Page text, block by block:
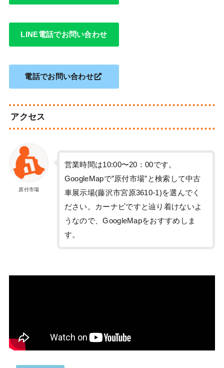
LINE電話でお問い合わせ
電話でお問い合わせ
アクセス
原付市場
営業時間は10:00〜20：00です。
GoogleMapで”原付市場”と検索して中古
車展示場(藤沢市宮原3610-1)を選んでく
ださい。カーナビですと辿り着けないよ
うなので、GoogleMapをおすすめしま
す。